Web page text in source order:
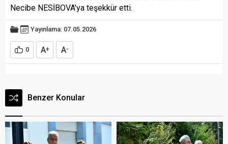
Necibe NESİBOVA’ya teşekkür etti.
Yayınlama: 07.05.2026
0 A+ A-
Benzer Konular